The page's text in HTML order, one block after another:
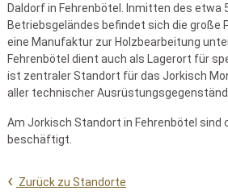
Daldorf in Fehrenbötel. Inmitten des etwa
Betriebsgeländes befindet sich die große
eine Manufaktur zur Holzbearbeitung
Fehrenbötel dient auch als Lagerort für
ist zentraler Standort für das Jorkisch
aller technischer
Am Jorkisch Standort in Fehrenbötel sind
beschäftigt.
Zurück zu Standorte